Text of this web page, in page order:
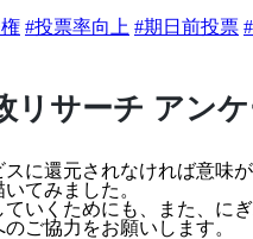
#投票率向上 #期日前投票 #
サーチ アンケ
に還元されなければ意味が
てみました。
いくためにも、また、に
ご協力をお願いします。